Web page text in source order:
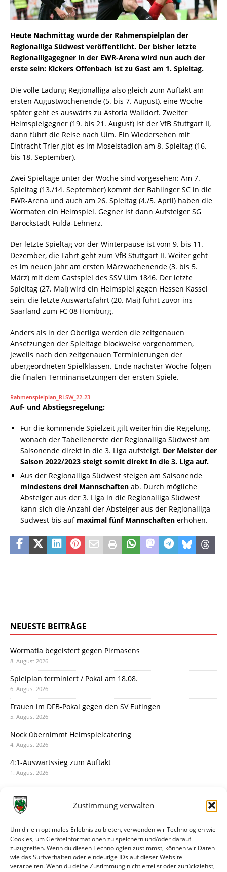
Zustimmung verwalten
Um dir ein optimales Erlebnis zu bieten, verwenden wir Technologien wie
Cookies, um Geräteinformationen zu speichern und/oder darauf
zuzugreifen. Wenn du diesen Technologien zustimmst, können wir Daten
wie das Surfverhalten oder eindeutige IDs auf dieser Website
verarbeiten. Wenn du deine Zustimmung nicht erteilst oder zurückziehst,
Heute Nachmittag wurde der Rahmenspielplan der
Regionalliga Südwest veröffentlicht. Der bisher letzte
Regionalligagegner in der EWR-Arena wird nun auch der
erste sein: Kickers Offenbach ist zu Gast am 1. Spieltag.
Die volle Ladung Regionalliga also gleich zum Auftakt am
ersten Augustwochenende (5. bis 7. August), eine Woche
später geht es auswärts zu Astoria Walldorf. Zweiter
Heimspielgegner (19. bis 21. August) ist der VfB Stuttgart II,
dann führt die Reise nach Ulm. Ein Wiedersehen mit
Eintracht Trier gibt es im Moselstadion am 8. Spieltag (16.
bis 18. September).
Zwei Spieltage unter der Woche sind vorgesehen: Am 7.
Spieltag (13./14. September) kommt der Bahlinger SC in die
EWR-Arena und auch am 26. Spieltag (4./5. April) haben die
Wormaten ein Heimspiel. Gegner ist dann Aufsteiger SG
Barockstadt Fulda-Lehnerz.
Der letzte Spieltag vor der Winterpause ist vom 9. bis 11.
Dezember, die Fahrt geht zum VfB Stuttgart II. Weiter geht
es im neuen Jahr am ersten Märzwochenende (3. bis 5.
März) mit dem Gastspiel des SSV Ulm 1846. Der letzte
Spieltag (27. Mai) wird ein Heimspiel gegen Hessen Kassel
sein, die letzte Auswärtsfahrt (20. Mai) führt zuvor ins
Saarland zum FC 08 Homburg.
Anders als in der Oberliga werden die zeitgenauen
Ansetzungen der Spieltage blockweise vorgenommen,
jeweils nach den zeitgenauen Terminierungen der
übergeordneten Spielklassen. Ende nächster Woche folgen
die finalen Terminansetzungen der ersten Spiele.
Rahmenspielplan_RLSW_22-23
Auf- und Abstiegsregelung:
Für die kommende Spielzeit gilt weiterhin die Regelung,
wonach der Tabellenerste der Regionalliga Südwest am
Saisonende direkt in die 3. Liga aufsteigt. Der Meister der
Saison 2022/2023 steigt somit direkt in die 3. Liga auf.
Aus der Regionalliga Südwest steigen am Saisonende
mindestens drei Mannschaften ab. Durch mögliche
Absteiger aus der 3. Liga in die Regionalliga Südwest
kann sich die Anzahl der Absteiger aus der Regionalliga
Südwest bis auf maximal fünf Mannschaften erhöhen.
NEUESTE BEITRÄGE
Wormatia begeistert gegen Pirmasens
8. August 2026
Spielplan terminiert / Pokal am 18.08.
6. August 2026
Frauen im DFB-Pokal gegen den SV Eutingen
5. August 2026
Nock übernimmt Heimspielcatering
4. August 2026
4:1-Auswärtssieg zum Auftakt
1. August 2026
31. Juli 2026
30. Juli 2026
Deine Spielminute: 89+1
28. Juli 2026